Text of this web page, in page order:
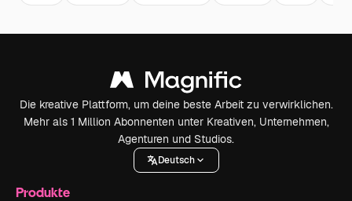
Die kreative Plattform, um deine beste Arbeit zu verwirklichen.
Mehr als 1 Million Abonnenten unter Kreativen, Unternehmen,
Agenturen und Studios.
Deutsch
Produkte